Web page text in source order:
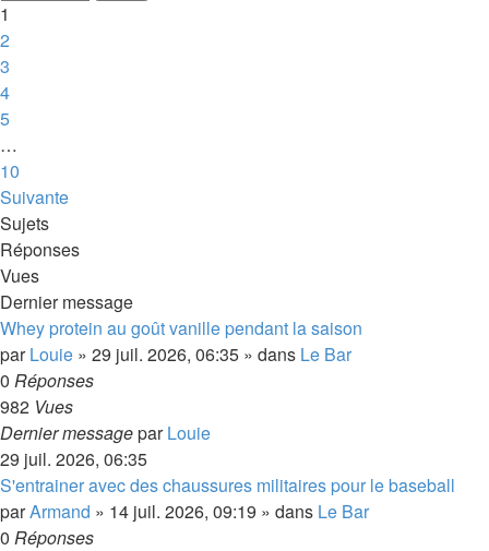
1
2
3
4
5
…
10
Suivante
Sujets
Réponses
Vues
Dernier message
Whey protein au goût vanille pendant la saison
parLouie » 29 juil. 2026, 06:35 » dans Le Bar
0 Réponses
982 Vues
Dernier messageparLouie
29 juil. 2026, 06:35
S'entrainer avec des chaussures militaires pour le baseball
parArmand » 14 juil. 2026, 09:19 » dans Le Bar
0 Réponses